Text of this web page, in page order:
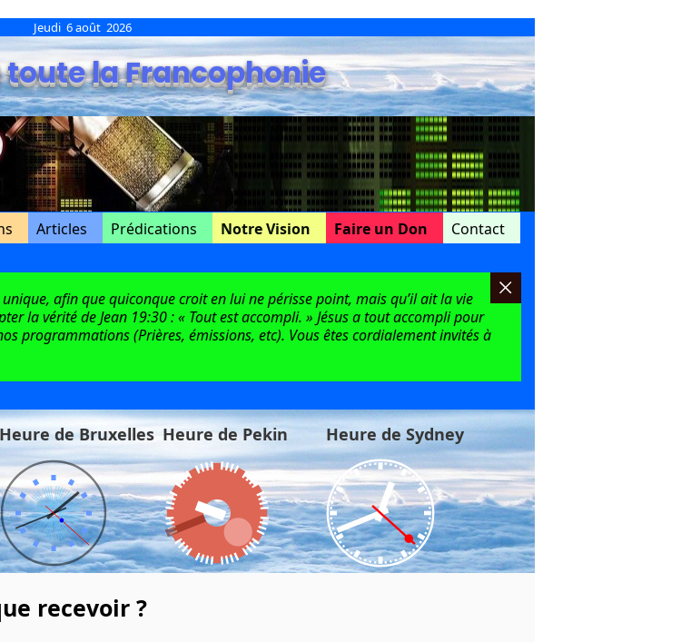
Jeudi 6 août 2026
toute la Francophonie
Articles Prédications Notre Vision Faire un Don Contact
afin que quiconque croit en lui ne périsse point, mais qu’il ait la vie
la vérité de Jean 19:30 : « Tout est accompli. » Jésus a tout accompli pour
programmations (Prières, émissions, etc). Vous êtes cordialement invités à
Heure de Bruxelles Heure de Pekin Heure de Sydney
recevoir ?